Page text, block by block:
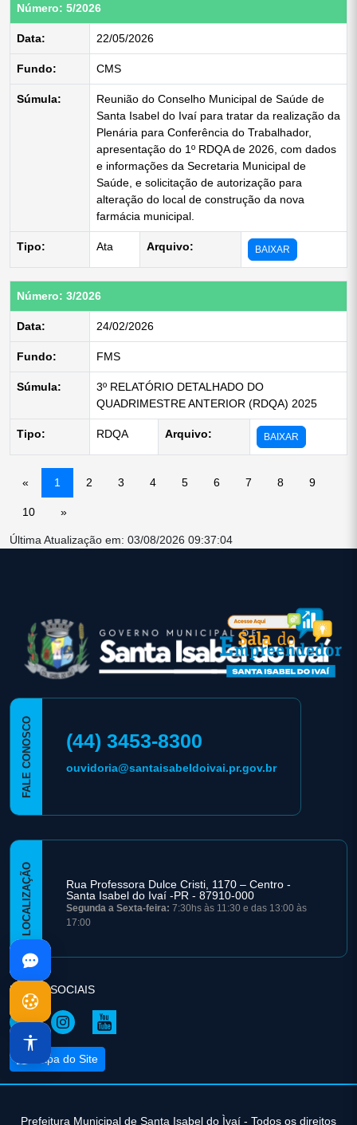
Número: 5/2026
Data: 22/05/2026
Fundo: CMS
Súmula:
Reunião do Conselho Municipal de Saúde de
Santa Isabel do Ivaí para tratar da realização da
Plenária para Conferência do Trabalhador,
apresentação do 1º RDQA de 2026, com dados
e informações da Secretaria Municipal de
Saúde, e solicitação de autorização para
alteração do local de construção da nova
farmácia municipal.
Tipo: Ata Arquivo: BAIXAR
Número: 3/2026
Data: 24/02/2026
Fundo: FMS
Súmula:
3º RELATÓRIO DETALHADO DO
QUADRIMESTRE ANTERIOR (RDQA) 2025
Tipo: RDQA Arquivo: BAIXAR
« 1 2 3 4 5 6 7 8 9
10 »
Última Atualização em: 03/08/2026 09:37:04
FALE CONOSCO (44) 3453-8300
ouvidoria@santaisabeldoivai.pr.gov.br
LOCALIZAÇÃO
Rua Professora Dulce Cristi, 1170 – Centro -
Santa Isabel do Ivaí -PR - 87910-000
Segunda a Sexta-feira: 7:30hs às 11:30 e das 13:00 às
17:00
REDES SOCIAIS
Mapa do Site
Prefeitura Municipal de Santa Isabel do Ìvaí - Todos os direitos